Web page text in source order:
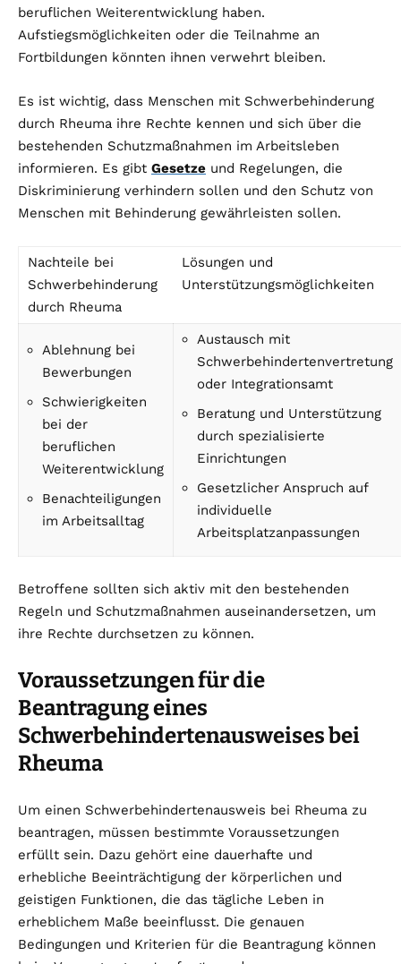
beruflichen Weiterentwicklung haben.
Aufstiegsmöglichkeiten oder die Teilnahme an
Fortbildungen könnten ihnen verwehrt bleiben.
Es ist wichtig, dass Menschen mit Schwerbehinderung
durch Rheuma ihre Rechte kennen und sich über die
bestehenden Schutzmaßnahmen im Arbeitsleben
informieren. Es gibt Gesetze und Regelungen, die
Diskriminierung verhindern sollen und den Schutz von
Menschen mit Behinderung gewährleisten sollen.
Nachteile bei
Schwerbehinderung
durch Rheuma
Lösungen und
Unterstützungsmöglichkeiten
Ablehnung bei
Bewerbungen
Schwierigkeiten
bei der
beruflichen
Weiterentwicklung
Benachteiligungen
im Arbeitsalltag
Austausch mit
Schwerbehindertenvertretung
oder Integrationsamt
Beratung und Unterstützung
durch spezialisierte
Einrichtungen
Gesetzlicher Anspruch auf
individuelle
Arbeitsplatzanpassungen
Betroffene sollten sich aktiv mit den bestehenden
Regeln und Schutzmaßnahmen auseinandersetzen, um
ihre Rechte durchsetzen zu können.
Voraussetzungen für die
Beantragung eines
Schwerbehindertenausweises bei
Rheuma
Um einen Schwerbehindertenausweis bei Rheuma zu
beantragen, müssen bestimmte Voraussetzungen
erfüllt sein. Dazu gehört eine dauerhafte und
erhebliche Beeinträchtigung der körperlichen und
geistigen Funktionen, die das tägliche Leben in
erheblichem Maße beeinflusst. Die genauen
Bedingungen und Kriterien für die Beantragung können